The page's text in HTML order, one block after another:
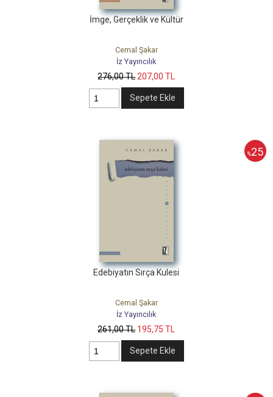
İmge, Gerçeklik ve Kültür
Cemal Şakar
İz Yayıncılık
276,00TL207,00 TL
Sepete Ekle
%25
Edebiyatın Sırça Kulesi
Cemal Şakar
İz Yayıncılık
261,00TL 195,75 TL
Sepete Ekle